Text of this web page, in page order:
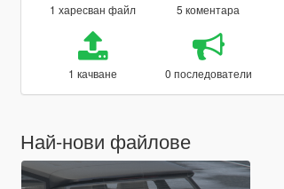
1 харесван файл 5 коментара
1 качване 0 последователи
Най-нови файлове